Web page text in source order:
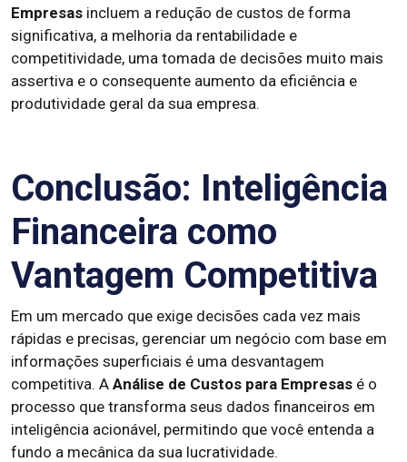
Empresas incluem a redução de custos de forma
significativa, a melhoria da rentabilidade e
competitividade, uma tomada de decisões muito mais
assertiva e o consequente aumento da eficiência e
produtividade geral da sua empresa.
Conclusão: Inteligência
Financeira como
Vantagem Competitiva
Em um mercado que exige decisões cada vez mais
rápidas e precisas, gerenciar um negócio com base em
informações superficiais é uma desvantagem
competitiva. A Análise de Custos para Empresas é o
processo que transforma seus dados financeiros em
inteligência acionável, permitindo que você entenda a
fundo a mecânica da sua lucratividade.